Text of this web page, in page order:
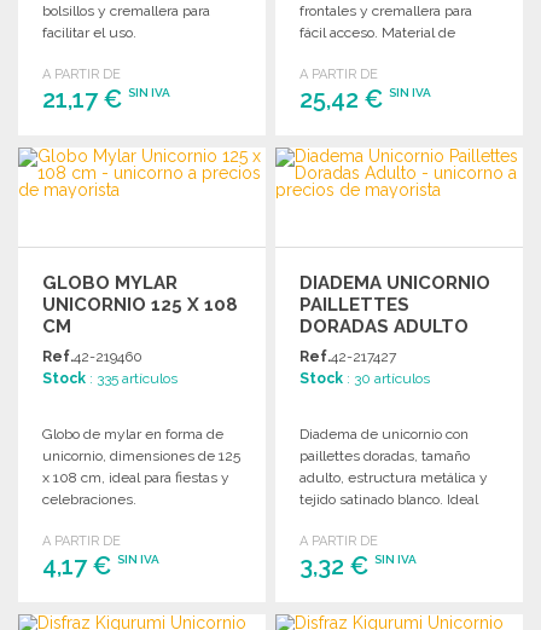
bolsillos y cremallera para
facilitar el uso.
A PARTIR DE
21,17 € SIN IVA
PEDIR
Solicitar un presupuesto
frontales y cremallera para
fácil acceso. Material de
A PARTIR DE
25,42 €SIN IVA
PEDIR
Solicitar un presupuesto
GLOBO MYLAR
UNICORNIO 125 X 108
CM
Ref.42-219460
Stock : 335 artículos
Globo de mylar en forma de
unicornio, dimensiones de 125
x 108 cm, ideal para fiestas y
celebraciones.
A PARTIR DE
4,17 € SIN IVA
PEDIR
DIADEMA UNICORNIO
PAILLETTES
DORADAS ADULTO
Ref.42-217427
Stock : 30 artículos
Diadema de unicornio con
paillettes doradas, tamaño
adulto, estructura metálica y
tejido satinado blanco. Ideal
A PARTIR DE
3,32 €SIN IVA
PEDIR